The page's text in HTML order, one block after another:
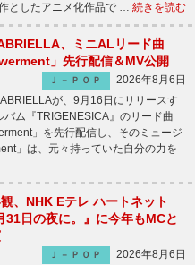
としたアニメ化作品で … 続きを読む
、ミニALリード曲
」先行配信＆MV公開
Ｊ－ＰＯＰ
2026年8月6日
が、9月16日にリリースす
バム『TRIGENESICA』のリード曲
」を先行配信し、そのミュージ
」は、元々持っていた自分の力を
、NHK Eテレ ハートネット
31日の夜に。』に今年もMCと
Ｊ－ＰＯＰ
2026年8月6日